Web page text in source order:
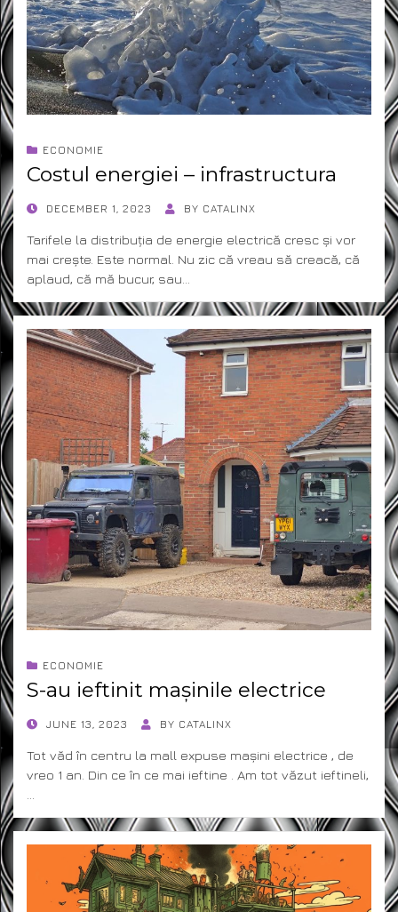
ECONOMIE
Costul energiei – infrastructura
POSTEDDECEMBER 1, 2023 BY CATALINX
Tarifele la distribuția de energie electrică cresc și vor
mai crește. Este normal. Nu zic că vreau să creacă, că
aplaud, că mă bucur, sau…
ECONOMIE
S-au ieftinit mașinile electrice
POSTEDJUNE 13, 2023 BY CATALINX
Tot văd în centru la mall expuse mașini electrice , de
vreo 1 an. Din ce în ce mai ieftine . Am tot văzut ieftineli,